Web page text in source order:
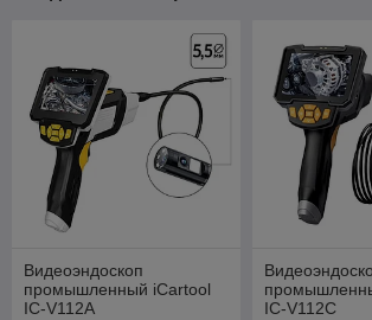
Видеоэндоскоп
промышленный iCartool
IC-V112A
IC-V112C